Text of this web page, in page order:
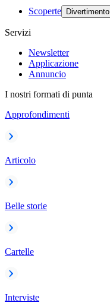
Scoperte Divertimento
Servizi
Newsletter
Applicazione
Annuncio
I nostri formati di punta
Approfondimenti
Articolo
Belle storie
Cartelle
Interviste